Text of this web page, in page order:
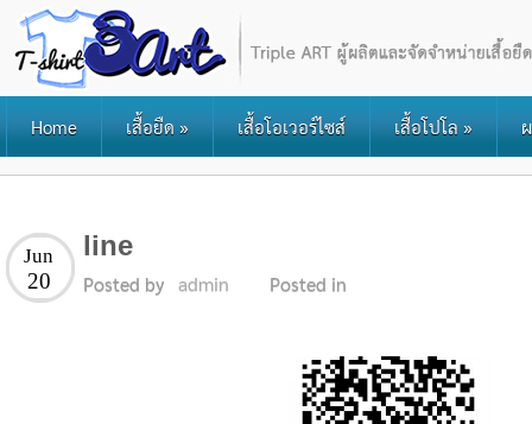
Home เสื้อยืด» เสื้อโอเวอร์ไซส์ เสื้อโปโล»
line
Jun
20 Posted by admin Posted in